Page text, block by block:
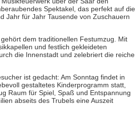
Spektakel, das perfekt auf die
Jahr für Jahr Tausende von Zuschauern
dem traditionellen Festumzug. Mit
und festlich gekleideten
die Innenstadt und zelebriert die reiche
ist gedacht: Am Sonntag findet in
gestaltetes Kinderprogramm statt,
Raum für Spiel, Spaß und Entspannung
abseits des Trubels eine Auszeit